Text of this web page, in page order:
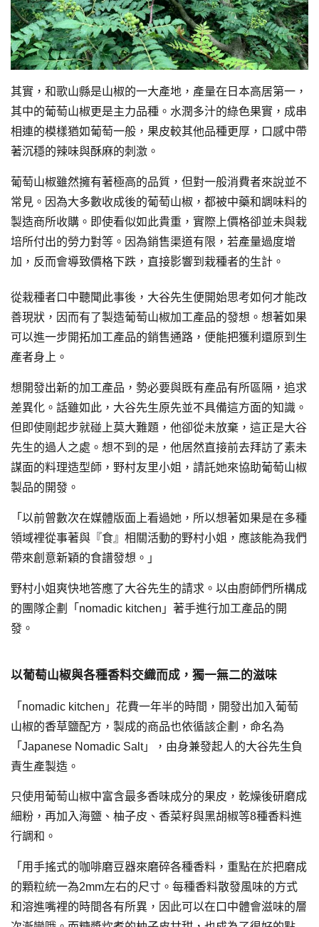
其實，和歌山縣是山椒的一大產地，產量在日本高居第一，
其中的葡萄山椒更是主力品種。水潤多汁的綠色果實，成串
相連的模樣猶如葡萄一般，果皮較其他品種更厚，口感中帶
著沉穩的辣味與酥麻的刺激。
葡萄山椒雖然擁有著極高的品質，但對一般消費者來說並不
常見。因為大多數收成後的葡萄山椒，都被中藥和調味料的
製造商所收購。即使看似如此貴重，實際上價格卻並未與栽
培所付出的勞力對等。因為銷售渠道有限，若產量過度增
加，反而會導致價格下跌，直接影響到栽種者的生計。
從栽種者口中聽聞此事後，大谷先生便開始思考如何才能改
善現狀，因而有了製造葡萄山椒加工產品的發想。想著如果
可以進一步開拓加工產品的銷售通路，便能把獲利還原到生
產者身上。
想開發出新的加工產品，勢必要與既有產品有所區隔，追求
差異化。話雖如此，大谷先生原先並不具備這方面的知識。
但即使剛起步就碰上莫大難題，他卻從未放棄，這正是大谷
先生的過人之處。想不到的是，他居然直接前去拜訪了素未
謀面的料理造型師，野村友里小姐，請託她來協助葡萄山椒
製品的開發。
「以前曾數次在媒體版面上看過她，所以想著如果是在多種
領域裡從事著與『食』相關活動的野村小姐，應該能為我們
帶來創意新穎的食譜發想。」
野村小姐爽快地答應了大谷先生的請求。以由廚師們所構成
的團隊企劃「nomadic kitchen」著手進行加工產品的開
發。
以葡萄山椒與各種香料交織而成，獨一無二的滋味
「nomadic kitchen」花費一年半的時間，開發出加入葡萄
山椒的香草鹽配方，製成的商品也依循該企劃，命名為
「Japanese Nomadic Salt」，由身兼發起人的大谷先生負
責生產製造。
只使用葡萄山椒中富含最多香味成分的果皮，乾燥後研磨成
細粉，再加入海鹽、柚子皮、香菜籽與黑胡椒等8種香料進
行調和。
「用手搖式的咖啡磨豆器來磨碎各種香料，重點在於把磨成
的顆粒統一為2mm左右的尺寸。每種香料散發風味的方式
和溶進嘴裡的時間各有所異，因此可以在口中體會滋味的層